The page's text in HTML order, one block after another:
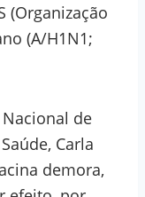
(Organização
(A/H1N1;
de
Carla
demora,